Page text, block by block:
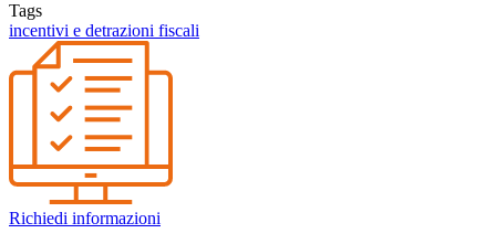
Tags
incentivi e detrazioni fiscali
Richiedi informazioni